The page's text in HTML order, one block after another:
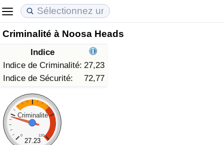
Criminalité à Noosa Heads
Indice
Indice de Criminalité: 27,23
Indice de Sécurité:
72,77
Criminalité
0 120
27.23
Coût de la vie
Indice du Coût de la Vie (Actuel)
Indice du Coût de la Vie
Indice du coût de la vie par pays
à Akaba
Prix de l'immobilier
Indice des Prix de l'immobilier (Actuel)
Indice des Prix de l'immobilier
Indice des Prix de l'immobilier par Pays
Qualité de Vie
Indice de Qualité de Vie
Indice de Qualité de Vie (Actuel)
Indice de qualité de vie par pays
Criminalité